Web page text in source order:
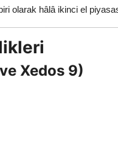
olarak hâlâ ikinci el
Xedos 9)